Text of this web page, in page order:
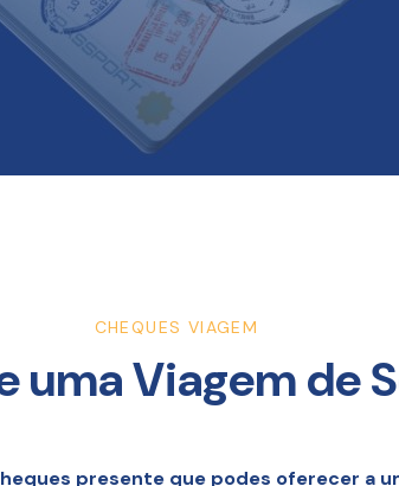
CHEQUES VIAGEM
uma Viagem de
presente que podes oferecer a